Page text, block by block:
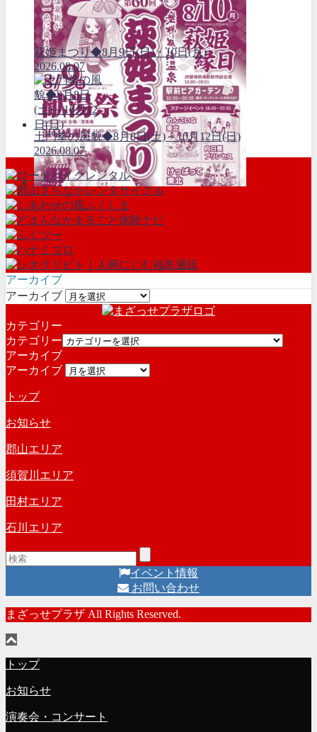
萩姫まつり◆8月9日(日)・10日(月)
2026.08.07
土門拳の風貌◆8月8日(土)～10月12日(日)
2026.08.07
アーカイブ
アーカイブ
カテゴリー
カテゴリー
アーカイブ
アーカイブ
トップ
お知らせ
郡山エリア
須賀川エリア
田村エリア
石川エリア
イベント情報
お問い合わせ
まざっせプラザ All Rights Reserved.
トップ
お知らせ
演奏会・コンサート